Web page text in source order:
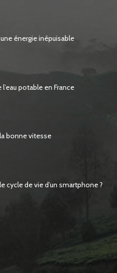
énergie inépuisable
l’eau potable en France
bonne vitesse
cycle de vie d’un smartphone ?